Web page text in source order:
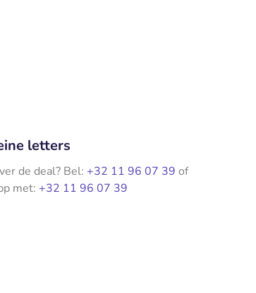
letters
de deal? Bel: +32 11 96 07 39 of
met: +32 11 96 07 39